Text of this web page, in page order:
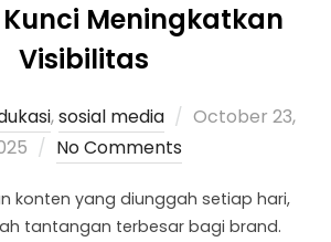
Meningkatkan
Visibilitas
,sosial media
October 23,
No Comments
konten yang diunggah setiap hari,
tantangan terbesar bagi brand.